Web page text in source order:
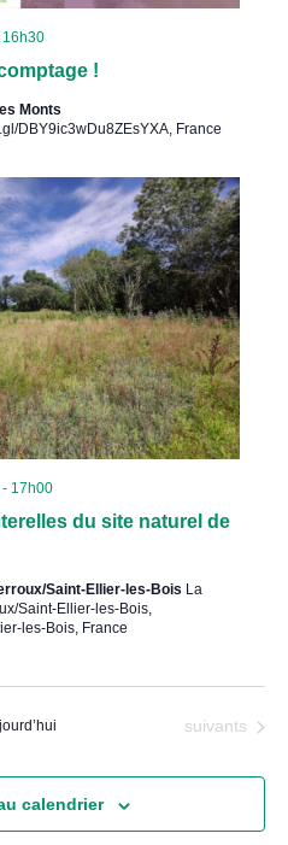
!
16h30
Monts
DBY9ic3wDu8ZEsYXA, France
du site naturel de
17h00
Saint-Ellier-les-Bois La
Saint-Ellier-les-Bois,
les-Bois, France
Évènements
suivants
calendrier